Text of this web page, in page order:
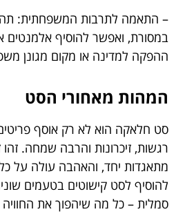
– התאמה לתרבות המשפחתית:
במסורת, ואפשר להוסיף אלמנטים
ההפקה למדינה או מקום מגונן
המהות מאחורי הסט
סט חלאקה הוא לא רק אוסף
רגשות, זיכרונות והרבה שמחה.
מתאגדות יחד, והאהבה עולה על
להוסיף לסט קישוטים בטעמים
סמלית – כל מה שיהפוך את